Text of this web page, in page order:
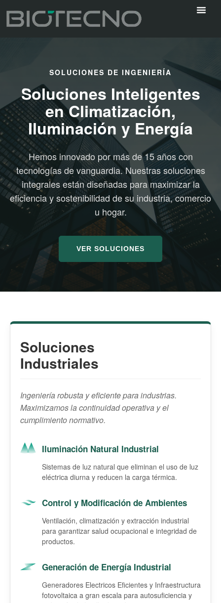
SOLUCIONES DE INGENIERÍA
Soluciones Inteligentes
en Climatización,
Iluminación y Energía
Hemos innovado por más de 15 años con
tecnologías de vanguardia. Nuestras soluciones
integrales están diseñadas para maximizar la
eficiencia y sostenibilidad de su industria, comercio
u hogar.
VER SOLUCIONES
Soluciones
Industriales
Ingeniería robusta y eficiente para industrias.
Maximizamos la continuidad operativa y el
cumplimiento normativo.
Iluminación Natural Industrial
Sistemas de luz natural que eliminan el uso de luz
eléctrica diurna y reducen la carga térmica.
Control y Modificación de Ambientes
Ventilación, climatización y extracción industrial
para garantizar salud ocupacional e integridad de
productos.
Generación de Energía Industrial
Generadores Electricos Eficientes y Infraestructura
fotovoltaica a gran escala para autosuficiencia y